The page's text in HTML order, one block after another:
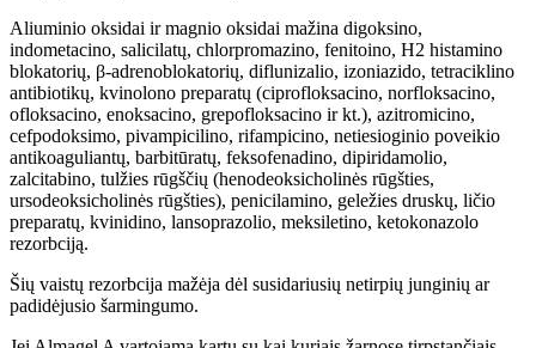
Aliuminio oksidai ir magnio oksidai mažina digoksino,
indometacino, salicilatų, chlorpromazino, fenitoino, H2 histamino
blokatorių, β-adrenoblokatorių, diflunizalio, izoniazido, tetraciklino
antibiotikų, kvinolono preparatų (ciprofloksacino, norfloksacino,
ofloksacino, enoksacino, grepofloksacino ir kt.), azitromicino,
cefpodoksimo, pivampicilino, rifampicino, netiesioginio poveikio
antikoaguliantų, barbitūratų, feksofenadino, dipiridamolio,
zalcitabino, tulžies rūgščių (henodeoksicholinės rūgšties,
ursodeoksicholinės rūgšties), penicilamino, geležies druskų, ličio
preparatų, kvinidino, lansoprazolio, meksiletino, ketokonazolo
rezorbciją.
Šių vaistų rezorbcija mažėja dėl susidariusių netirpių junginių ar
padidėjusio šarmingumo.